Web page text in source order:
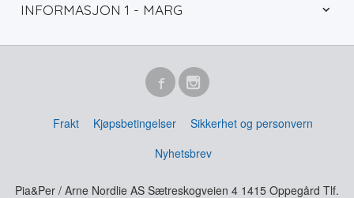
INFORMASJON 1 - MARG
Frakt Kjøpsbetingelser
Sikkerhet og personvern
Nyhetsbrev
Pia&Per / Arne Nordlie AS Sætreskogveien 4 1415 Oppegård Tlf.